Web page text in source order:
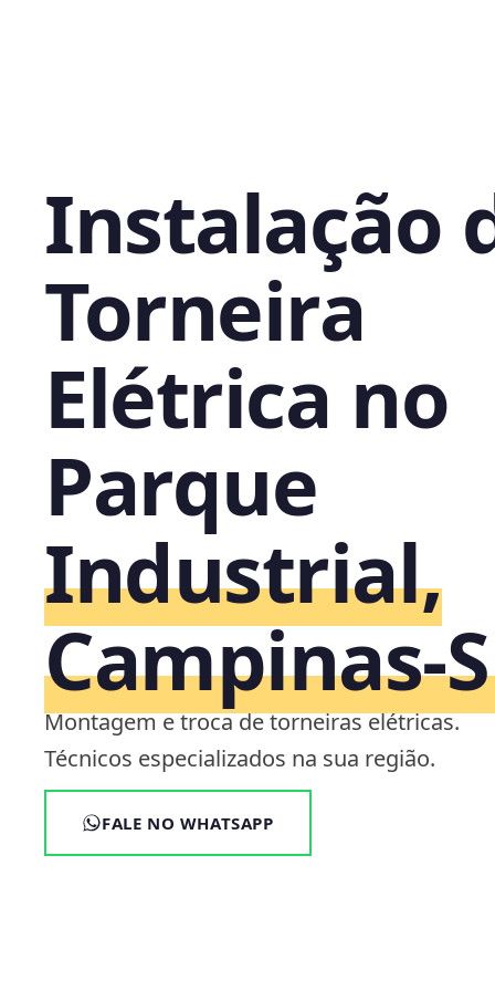
Instalação
Torneira
Elétrica no
Parque
Industrial,
Montagem e troca de torneiras elétricas.
Técnicos especializados na sua região.
FALE NO WHATSAPP